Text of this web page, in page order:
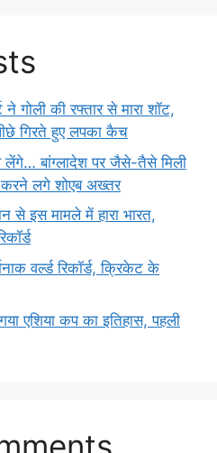
की रफ्तार से मारा शॉट,
गिरते हुए लपका कैच
बांग्लादेश पर जैसे-तैसे मिली
करने लगे शोएब अख्तर
से इस मामले में हारा भारत,
वर्ल्ड रिकॉर्ड, क्रिकेट के
एशिया कप का इतिहास, पहली